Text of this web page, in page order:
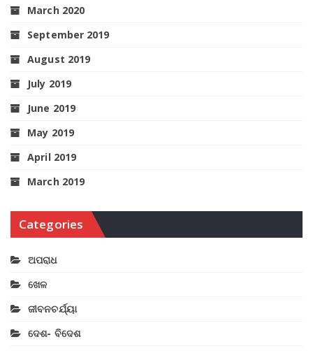
March 2020
September 2019
August 2019
July 2019
June 2019
May 2019
April 2019
March 2019
Categories
ଅପରାଧ
ଖେଳ
ଜୀବନଚର୍ଯ୍ୟା
ଦେଶ- ବିଦେଶ